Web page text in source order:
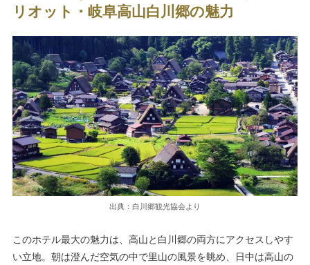
リオット・岐阜高山白川郷の魅力
出典：白川郷観光協会より
このホテル最大の魅力は、高山と白川郷の両方にアクセスしやす
い立地。朝は澄んだ空気の中で里山の風景を眺め、日中は高山の